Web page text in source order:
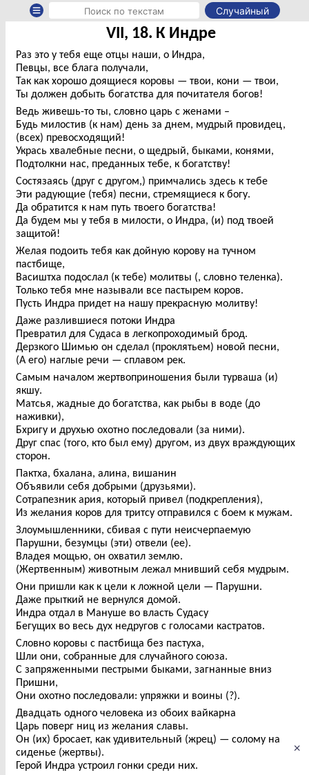
Случайный
×
VII, 18. К Индре
Раз это у тебя еще отцы наши, о Индра,
Певцы, все блага получали,
Так как хорошо доящиеся коровы — твои, кони — твои,
Ты должен добыть богатства для почитателя богов!
Ведь живешь-то ты, словно царь с женами –
Будь милостив (к нам) день за днем, мудрый провидец,
(всех) превосходящий!
Укрась хвалебные песни, о щедрый, быками, конями,
Подтолкни нас, преданных тебе, к богатству!
Состязаясь (друг с другом,) примчались здесь к тебе
Эти радующие (тебя) песни, стремящиеся к богу.
Да обратится к нам путь твоего богатства!
Да будем мы у тебя в милости, о Индра, (и) под твоей
защитой!
Желая подоить тебя как дойную корову на тучном
пастбище,
Васиштха подослал (к тебе) молитвы (, словно теленка).
Только тебя мне называли все пастырем коров.
Пусть Индра придет на нашу прекрасную молитву!
Даже разлившиеся потоки Индра
Превратил для Судаса в легкопроходимый брод.
Дерзкого Шимью он сделал (проклятьем) новой песни,
(А его) наглые речи — сплавом рек.
Самым началом жертвоприношения были турваша (и)
якшу.
Матсья, жадные до богатства, как рыбы в воде (до
наживки),
Бхригу и друхью охотно последовали (за ними).
Друг спас (того, кто был ему) другом, из двух враждующих
сторон.
Пактха, бхалана, алина, вишанин
Объявили себя добрыми (друзьями).
Сотрапезник ария, который привел (подкрепления),
Из желания коров для тритсу отправился с боем к мужам.
Злоумышленники, сбивая с пути неисчерпаемую
Парушни, безумцы (эти) отвели (ее).
Владея мощью, он охватил землю.
(Жертвенным) животным лежал мнивший себя мудрым.
Они пришли как к цели к ложной цели — Парушни.
Даже прыткий не вернулся домой.
Индра отдал в Мануше во власть Судасу
Бегущих во весь дух недругов с голосами кастратов.
Словно коровы с пастбища без пастуха,
Шли они, собранные для случайного союза.
С запряженными пестрыми быками, загнанные вниз
Пришни,
Они охотно последовали: упряжки и воины (?).
Двадцать одного человека из обоих вайкарна
Царь поверг ниц из желания славы.
Он (их) бросает, как удивительный (жрец) — солому на
сиденье (жертвы).
Герой Индра устроил гонки среди них.